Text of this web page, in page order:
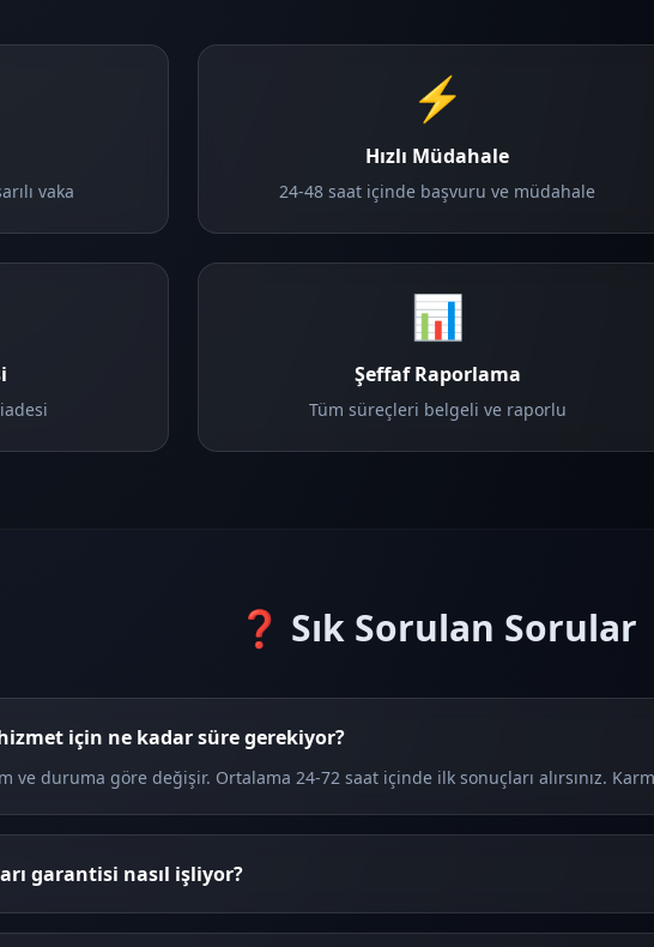
vaka
⚡
Hızlı Müdahale
24-48 saat içinde başvuru ve müdahale
📊
Şeffaf Raporlama
Tüm süreçleri belgeli ve raporlu
❓ Sık Sorulan Sorular
için ne kadar süre gerekiyor?
ve duruma göre değişir. Ortalama 24-72 saat içinde ilk sonuçları alırsınız.
garantisi nasıl işliyor?